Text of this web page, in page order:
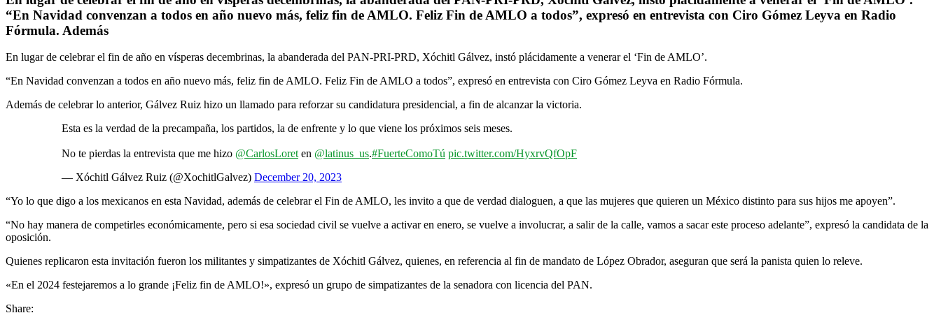
“En Navidad convenzan a todos en año nuevo más, feliz fin de AMLO. Feliz Fin de AMLO a todos”, expresó en entrevista con Ciro Gómez Leyva en Radio
Fórmula. Además
En lugar de celebrar el fin de año en vísperas decembrinas, la abanderada del PAN-PRI-PRD, Xóchitl Gálvez, instó plácidamente a venerar el ‘Fin de AMLO’.
“En Navidad convenzan a todos en año nuevo más, feliz fin de AMLO. Feliz Fin de AMLO a todos”, expresó en entrevista con Ciro Gómez Leyva en Radio Fórmula.
Además de celebrar lo anterior, Gálvez Ruiz hizo un llamado para reforzar su candidatura presidencial, a fin de alcanzar la victoria.
Esta es la verdad de la precampaña, los partidos, la de enfrente y lo que viene los próximos seis meses.
No te pierdas la entrevista que me hizo @CarlosLoret en @latinus_us.#FuerteComoTú pic.twitter.com/HyxrvQfOpF
— Xóchitl Gálvez Ruiz (@XochitlGalvez) December 20, 2023
“Yo lo que digo a los mexicanos en esta Navidad, además de celebrar el Fin de AMLO, les invito a que de verdad dialoguen, a que las mujeres que quieren un México distinto para sus hijos me apoyen”.
“No hay manera de competirles económicamente, pero si esa sociedad civil se vuelve a activar en enero, se vuelve a involucrar, a salir de la calle, vamos a sacar este proceso adelante”, expresó la candidata de la
oposición.
Quienes replicaron esta invitación fueron los militantes y simpatizantes de Xóchitl Gálvez, quienes, en referencia al fin de mandato de López Obrador, aseguran que será la panista quien lo releve.
«En el 2024 festejaremos a lo grande ¡Feliz fin de AMLO!», expresó un grupo de simpatizantes de la senadora con licencia del PAN.
Share: